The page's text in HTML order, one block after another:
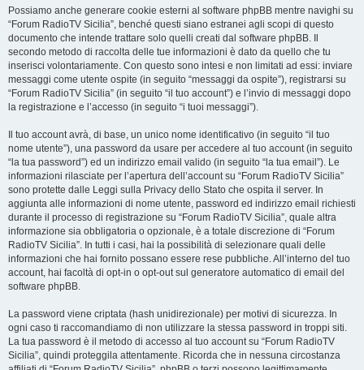
Possiamo anche generare cookie esterni al software phpBB mentre navighi su
“Forum RadioTV Sicilia”, benché questi siano estranei agli scopi di questo
documento che intende trattare solo quelli creati dal software phpBB. Il
secondo metodo di raccolta delle tue informazioni è dato da quello che tu
inserisci volontariamente. Con questo sono intesi e non limitati ad essi: inviare
messaggi come utente ospite (in seguito “messaggi da ospite”), registrarsi su
“Forum RadioTV Sicilia” (in seguito “il tuo account”) e l’invio di messaggi dopo
la registrazione e l’accesso (in seguito “i tuoi messaggi”).
Il tuo account avrà, di base, un unico nome identificativo (in seguito “il tuo
nome utente”), una password da usare per accedere al tuo account (in seguito
“la tua password”) ed un indirizzo email valido (in seguito “la tua email”). Le
informazioni rilasciate per l’apertura dell’account su “Forum RadioTV Sicilia”
sono protette dalle Leggi sulla Privacy dello Stato che ospita il server. In
aggiunta alle informazioni di nome utente, password ed indirizzo email richiesti
durante il processo di registrazione su “Forum RadioTV Sicilia”, quale altra
informazione sia obbligatoria o opzionale, è a totale discrezione di “Forum
RadioTV Sicilia”. In tutti i casi, hai la possibilità di selezionare quali delle
informazioni che hai fornito possano essere rese pubbliche. All’interno del tuo
account, hai facoltà di opt-in o opt-out sul generatore automatico di email del
software phpBB.
La password viene criptata (hash unidirezionale) per motivi di sicurezza. In
ogni caso ti raccomandiamo di non utilizzare la stessa password in troppi siti.
La tua password è il metodo di accesso al tuo account su “Forum RadioTV
Sicilia”, quindi proteggila attentamente. Ricorda che in nessuna circostanza